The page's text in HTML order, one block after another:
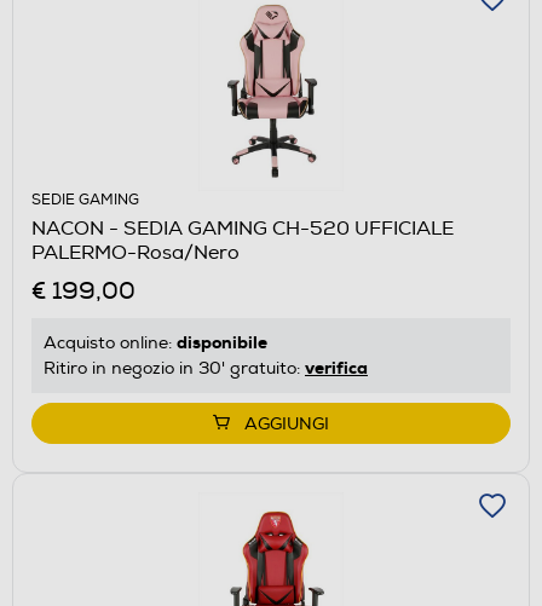
SEDIE GAMING
NACON - SEDIA GAMING CH-520 UFFICIALE
PALERMO-Rosa/Nero
€ 199,00
Acquisto online: disponibile
Ritiro in negozio in 30' gratuito: verifica
AGGIUNGI